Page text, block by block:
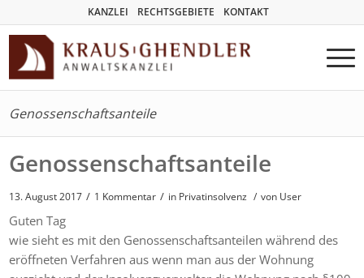
KANZLEI RECHTSGEBIETE KONTAKT
Genossenschaftsanteile
Genossenschaftsanteile
13. August 2017 / 1 Kommentar / in Privatinsolvenz / von User
Guten Tag
wie sieht es mit den Genossenschaftsanteilen während des
eröffneten Verfahren aus wenn man aus der Wohnung